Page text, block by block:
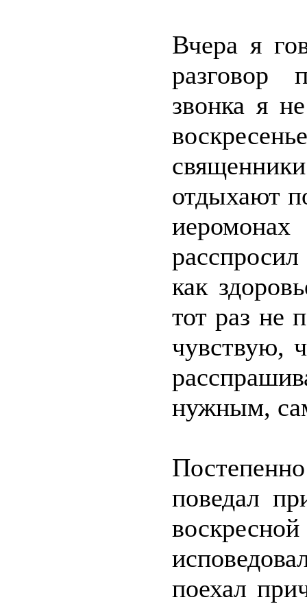
Вчера я
разговор
звонка я
отдыхают
как
тот раз не
чувствую,
нужным,
поведал
поехал